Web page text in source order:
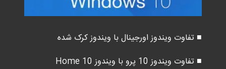
■ تفاوت ویندوز اورجینال با ویندوز کرک شده
■ تفاوت ویندوز 10 پرو با ویندوز 10 Home